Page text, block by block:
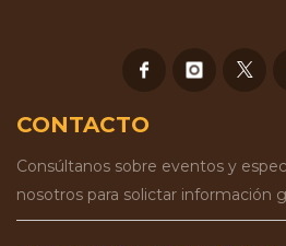
CONTACTO
Consúltanos sobre eventos y
nosotros para solictar información